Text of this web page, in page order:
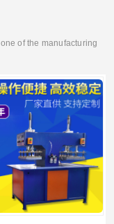
of the manufacturing